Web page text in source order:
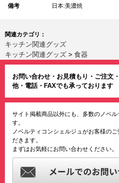
備考 日本:美濃焼
関連カテゴリ：
キッチン関連グッズ
キッチン関連グッズ > 食器
お問い合わせ・お見積もり・ご注文
他・電話・FAXでも承っております
サイト掲載商品以外にも、多数のノベ
す。
ノベルティコンシェルジュがお客様の
だきます。
まずはお気軽にお問い合わせください。